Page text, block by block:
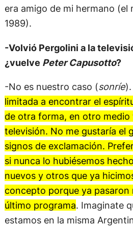
era amigo de mi hermano (el
1989).
-Volvió Pergolini a la
¿vuelve Peter Capusotto?
-No es nuestro caso (sonríe).
limitada a encontrar el
de otra forma, en otro medio
televisión. No me gustaría el
signos de exclamación.
si nunca lo hubiésemos
nuevos y otros que ya
concepto porque ya pasaron
último programa. Imaginate
estamos en la misma